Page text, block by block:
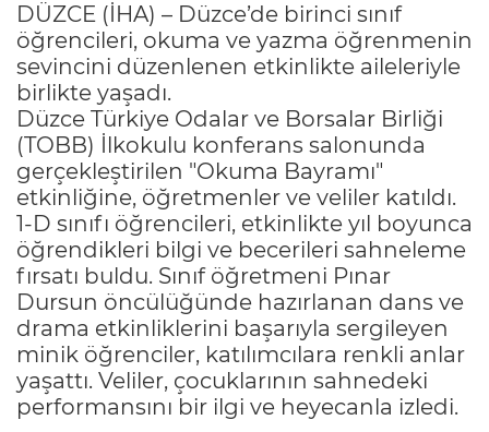
DÜZCE (İHA) – Düzce’de birinci sınıf
öğrencileri, okuma ve yazma öğrenmenin
sevincini düzenlenen etkinlikte aileleriyle
birlikte yaşadı.
Düzce Türkiye Odalar ve Borsalar Birliği
(TOBB) İlkokulu konferans salonunda
gerçekleştirilen "Okuma Bayramı"
etkinliğine, öğretmenler ve veliler katıldı.
1-D sınıfı öğrencileri, etkinlikte yıl boyunca
öğrendikleri bilgi ve becerileri sahneleme
fırsatı buldu. Sınıf öğretmeni Pınar
Dursun öncülüğünde hazırlanan dans ve
drama etkinliklerini başarıyla sergileyen
minik öğrenciler, katılımcılara renkli anlar
yaşattı. Veliler, çocuklarının sahnedeki
performansını bir ilgi ve heyecanla izledi.